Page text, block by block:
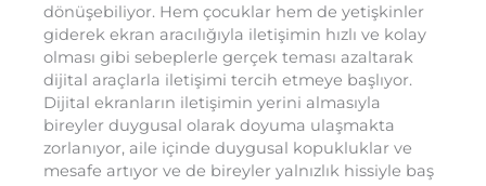
dönüşebiliyor. Hem çocuklar hem de yetişkinler
giderek ekran aracılığıyla iletişimin hızlı ve kolay
olması gibi sebeplerle gerçek teması azaltarak
dijital araçlarla iletişimi tercih etmeye başlıyor.
Dijital ekranların iletişimin yerini almasıyla
bireyler duygusal olarak doyuma ulaşmakta
zorlanıyor, aile içinde duygusal kopukluklar ve
mesafe artıyor ve de bireyler yalnızlık hissiyle baş